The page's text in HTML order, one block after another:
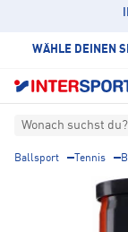
WÄHLE DEINEN
Wonach suchst du?
Ballsport Tennis